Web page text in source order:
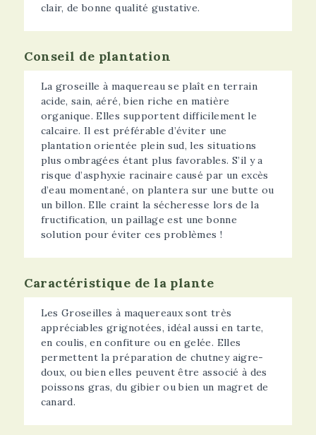
clair, de bonne qualité gustative.
Conseil de plantation
La groseille à maquereau se plaît en terrain
acide, sain, aéré, bien riche en matière
organique. Elles supportent difficilement le
calcaire. Il est préférable d’éviter une
plantation orientée plein sud, les situations
plus ombragées étant plus favorables. S’il y a
risque d’asphyxie racinaire causé par un excès
d’eau momentané, on plantera sur une butte ou
un billon. Elle craint la sécheresse lors de la
fructification, un paillage est une bonne
solution pour éviter ces problèmes !
Caractéristique de la plante
Les Groseilles à maquereaux sont très
appréciables grignotées, idéal aussi en tarte,
en coulis, en confiture ou en gelée. Elles
permettent la préparation de chutney aigre-
doux, ou bien elles peuvent être associé à des
poissons gras, du gibier ou bien un magret de
canard.